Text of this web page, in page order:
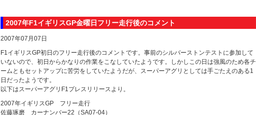
2007年F1イギリスGP金曜日フリー走行後のコメント
2007年07月07日
F1イギリスGP初日のフリー走行後のコメントです。事前のシルバーストンテストに参加して
いないので、初日からかなりの作業をこなしていたようです。しかしこの日は強風のため各チ
ームともセットアップに苦労をしていたようだが、スーパーアグリとしては手ごたえのある1
日だったようです。
以下はスーパーアグリF1プレスリリースより。
2007年イギリスGP フリー走行
佐藤琢磨 カーナンバー22（SA07-04）